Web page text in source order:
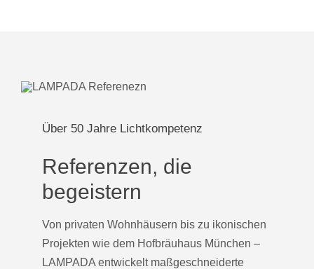
Über 50 Jahre Lichtkompetenz
Referenzen, die
begeistern
Von privaten Wohnhäusern bis zu ikonischen
Projekten wie dem Hofbräuhaus München –
LAMPADA entwickelt maßgeschneiderte